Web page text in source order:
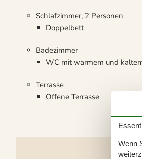
Schlafzimmer, 2 Personen
Doppelbett
Badezimmer
WC mit warmem und
Terrasse
Offene Terrasse
Wenn